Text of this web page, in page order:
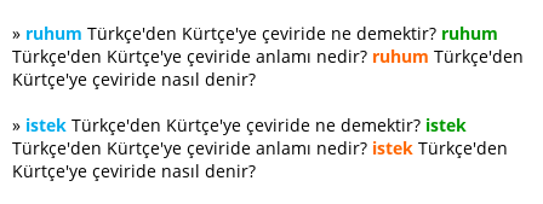
» ruhum Türkçe'den Kürtçe'ye çeviride ne demektir? ruhum
Türkçe'den Kürtçe'ye çeviride anlamı nedir? ruhum Türkçe'den
Kürtçe'ye çeviride nasıl denir?
» istek Türkçe'den Kürtçe'ye çeviride ne demektir? istek
Türkçe'den Kürtçe'ye çeviride anlamı nedir? istek Türkçe'den
Kürtçe'ye çeviride nasıl denir?